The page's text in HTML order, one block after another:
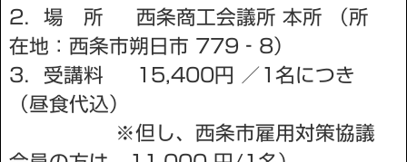
2．場 所 西条商工会議所 本所 （所
在地：西条市朔日市 779‐8）
3．受講料 15,400円 ／1名につき
（昼食代込）
※但し、西条市雇用対策協議